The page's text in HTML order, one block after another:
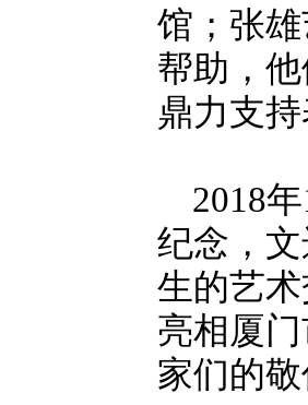
馆；张
帮助，
鼎力支
2018年
纪念，
生的艺
亮相厦
家们的